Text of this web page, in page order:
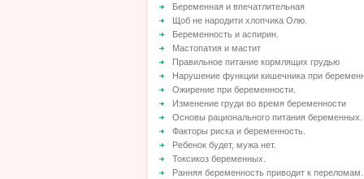
Беременная и впечатлительная
Щоб не народити хлопчика Олю.
Беременность и аспирин.
Мастопатия и мастит
Правильное питание кормлящих грудью
Нарушение функции кишечника при
Ожирение при беременности.
Изменение груди во время беременности
Основы рационального питания беременных.
Факторы риска и беременность.
Ребенок будет, мужа нет.
Токсикоз беременных.
Ранняя беременность приводит к переломам.